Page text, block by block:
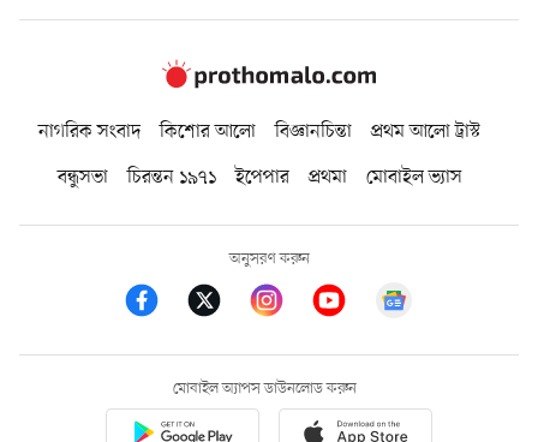
নাগরিক সংবাদ কিশোর আলো বিজ্ঞানচিন্তা
প্রথম আলো ট্রাস্ট
বন্ধুসভা
চিরন্তন ১৯৭১ ইপেপার প্রথমা মোবাইল ভ্যাস
অনুসরণ করুন
মোবাইল অ্যাপস ডাউনলোড করুন